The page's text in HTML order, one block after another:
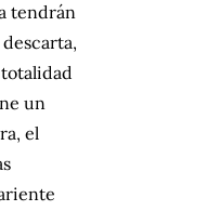
tendrán
un
el